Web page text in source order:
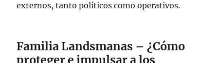
externos, tanto políticos como operativos.
Familia Landsmanas – ¿Cómo
proteger e impulsar a los